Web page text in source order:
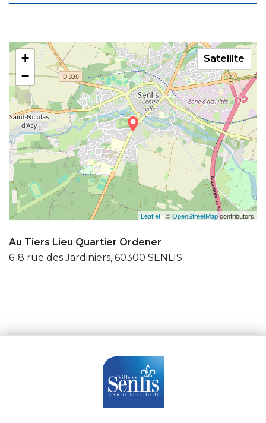
+
−
Leaflet | ©OpenStreetMapcontributors
Satellite
Au Tiers Lieu Quartier Ordener
6-8 rue des Jardiniers, 60300 SENLIS